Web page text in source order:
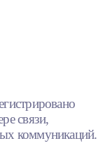
связи,
коммуникаций.